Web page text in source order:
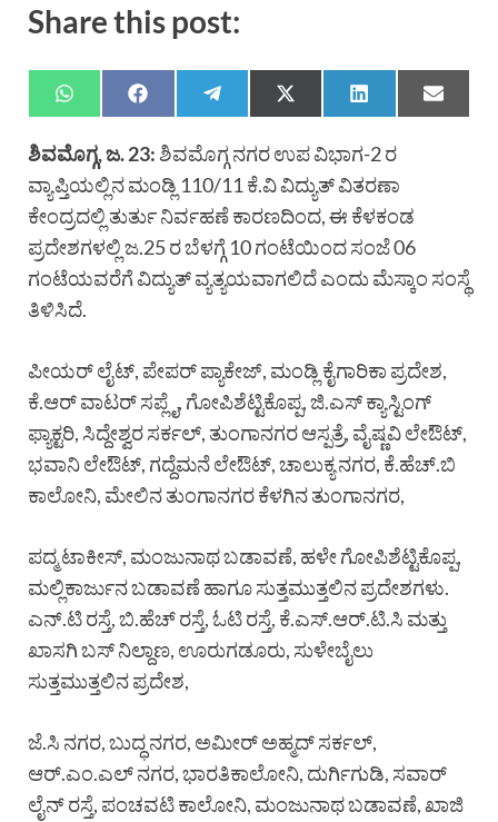
Share this post:
ಶಿವಮೊಗ್ಗ, ಜ. 23:ಶಿವಮೊಗ್ಗ ನಗರ ಉಪ ವಿಭಾಗ-2 ರ
ವ್ಯಾಪ್ತಿಯಲ್ಲಿನ ಮಂಡ್ಲಿ 110/11 ಕೆ.ವಿ ವಿದ್ಯುತ್ ವಿತರಣಾ
ಕೇಂದ್ರದಲ್ಲಿ ತುರ್ತು ನಿರ್ವಹಣೆ ಕಾರಣದಿಂದ, ಈ ಕೆಳಕಂಡ
ಪ್ರದೇಶಗಳಲ್ಲಿ ಜ.25 ರ ಬೆಳಗ್ಗೆ 10 ಗಂಟೆಯಿಂದ ಸಂಜೆ 06
ಗಂಟೆಯವರೆಗೆ ವಿದ್ಯುತ್ ವ್ಯತ್ಯಯವಾಗಲಿದೆ ಎಂದು ಮೆಸ್ಕಾಂ ಸಂಸ್ಥೆ
ತಿಳಿಸಿದೆ.
ಪೀಯರ್ ಲೈಟ್, ಪೇಪರ್ ಪ್ಯಾಕೇಜ್, ಮಂಡ್ಲಿ ಕೈಗಾರಿಕಾ ಪ್ರದೇಶ,
ಕೆ.ಆರ್ ವಾಟರ್ ಸಪ್ಲೈ, ಗೋಪಿಶೆಟ್ಟಿಕೊಪ್ಪ, ಜಿ.ಎಸ್ ಕ್ಯಾಸ್ಟಿಂಗ್
ಫ್ಯಾಕ್ಟರಿ, ಸಿದ್ದೇಶ್ವರ ಸರ್ಕಲ್, ತುಂಗಾನಗರ ಆಸ್ಪತ್ರೆ, ವೈಷ್ಣವಿ ಲೇಔಟ್,
ಭವಾನಿ ಲೇಔಟ್, ಗದ್ದೆಮನೆ ಲೇಔಟ್, ಚಾಲುಕ್ಯ ನಗರ, ಕೆ.ಹೆಚ್.ಬಿ
ಕಾಲೋನಿ, ಮೇಲಿನ ತುಂಗಾನಗರ ಕೆಳಗಿನ ತುಂಗಾನಗರ,
ಪದ್ಮ ಟಾಕೀಸ್, ಮಂಜುನಾಥ ಬಡಾವಣೆ, ಹಳೇ ಗೋಪಿಶೆಟ್ಟಿಕೊಪ್ಪ,
ಮಲ್ಲಿಕಾರ್ಜುನ ಬಡಾವಣೆ ಹಾಗೂ ಸುತ್ತಮುತ್ತಲಿನ ಪ್ರದೇಶಗಳು.
ಎನ್.ಟಿ ರಸ್ತೆ, ಬಿ.ಹೆಚ್ ರಸ್ತೆ, ಓಟಿ ರಸ್ತೆ, ಕೆ.ಎಸ್.ಆರ್.ಟಿ.ಸಿ ಮತ್ತು
ಖಾಸಗಿ ಬಸ್ ನಿಲ್ದಾಣ, ಊರುಗಡೂರು, ಸುಳೇಬೈಲು
ಸುತ್ತಮುತ್ತಲಿನ ಪ್ರದೇಶ,
ಜೆ.ಸಿ ನಗರ, ಬುದ್ಧ ನಗರ, ಅಮೀರ್ ಅಹ್ಮದ್ ಸರ್ಕಲ್,
ಆರ್.ಎಂ.ಎಲ್ ನಗರ, ಭಾರತಿಕಾಲೋನಿ, ದುರ್ಗಿಗುಡಿ, ಸವಾರ್
ಲೈನ್ ರಸ್ತೆ, ಪಂಚವಟಿ ಕಾಲೋನಿ, ಮಂಜುನಾಥ ಬಡಾವಣೆ, ಖಾಜಿ